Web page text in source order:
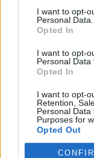
I want to opt-
Personal Data.
Opted In
I want to opt-
Personal Data
Opted In
I want to opt-
Retention,
Personal
Purposes for
Opted Out